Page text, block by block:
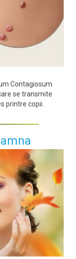
Contagiosum
se transmite
printre copii.